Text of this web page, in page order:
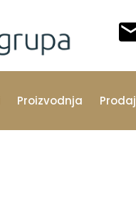
Proizvodnja